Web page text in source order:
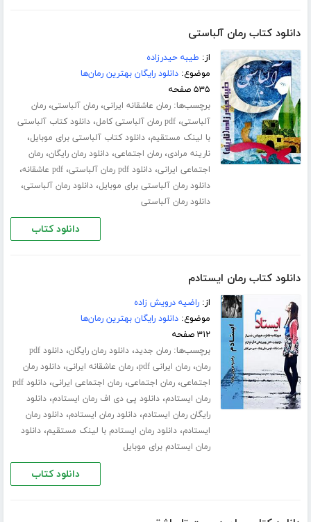
دانلود کتاب رمان آلباستی
از: طیبه حیدرزاده
موضوع:دانلود رایگان بهترین رمان‌ها
۵۳۵ صفحه
برچسب‌ها:رمان عاشقانه ایرانی،رمان آلباستی،رمان
آلباستی،pdf رمان آلباستی کامل ،دانلود کتاب آلباستی
با لینک مستقیم،دانلود کتاب آلباستی برای موبایل،
نارینه مرادی،رمان اجتماعی،دانلود رمان رایگان،رمان
اجتماعی ایرانی،دانلود pdf رمان آلباستی ،pdf عاشقانه ،
دانلود رمان آلباستی برای موبایل،دانلود رمان آلباستی،
دانلود رمان آلباستی
دانلود کتاب
دانلود کتاب رمان ایستادم
از:راضیه درویش زاده
موضوع:دانلود رایگان بهترین رمان‌ها
۳۱۲ صفحه
برچسب‌ها:رمان جدید،دانلود رمان رایگان،
دانلود pdf
رمان،رمان ایرانی pdf ،رمان عاشقانه ایرانی،دانلود رمان
اجتماعی،رمان اجتماعی،رمان اجتماعی ایرانی،
دانلود pdf
رمان ایستادم،دانلود پی دی اف رمان ایستادم،دانلود
رایگان رمان ایستادم،دانلود رمان ایستادم،دانلود رمان
ایستادم،دانلود رمان ایستادم با لینک مستقیم،دانلود
رمان ایستادم برای موبایل
دانلود کتاب